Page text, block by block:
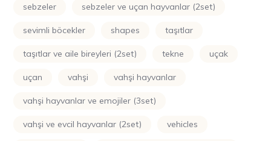
sebzeler sebzeler ve uçan hayvanlar (2set)
sevimli böcekler shapes taşıtlar
taşıtlar ve aile bireyleri (2set) tekne uçak
uçan vahşi vahşi hayvanlar
vahşi hayvanlar ve emojiler (3set)
vahşi ve evcil hayvanlar (2set) vehicles